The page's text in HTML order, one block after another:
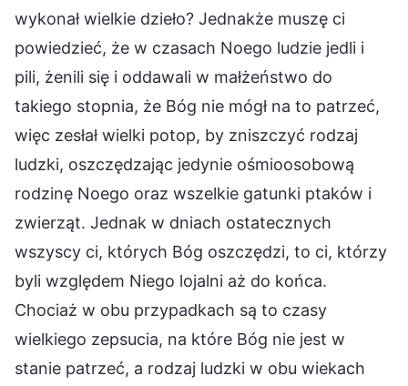
wykonał wielkie dzieło? Jednakże muszę ci
powiedzieć, że w czasach Noego ludzie jedli i
pili, żenili się i oddawali w małżeństwo do
takiego stopnia, że Bóg nie mógł na to patrzeć,
więc zesłał wielki potop, by zniszczyć rodzaj
ludzki, oszczędzając jedynie ośmioosobową
rodzinę Noego oraz wszelkie gatunki ptaków i
zwierząt. Jednak w dniach ostatecznych
wszyscy ci, których Bóg oszczędzi, to ci, którzy
byli względem Niego lojalni aż do końca.
Chociaż w obu przypadkach są to czasy
wielkiego zepsucia, na które Bóg nie jest w
stanie patrzeć, a rodzaj ludzki w obu wiekach